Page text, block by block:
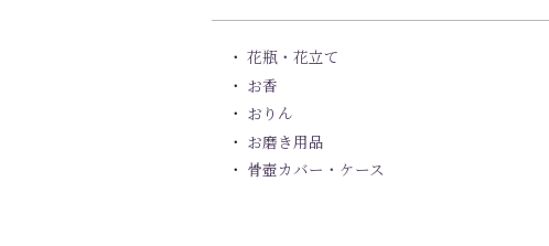
花瓶・花立て
お香
おりん
お磨き用品
骨壺カバー・ケース